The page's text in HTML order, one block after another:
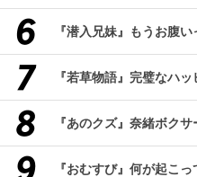
『潜入兄妹』もうお腹
『若草物語』完璧なハ
『あのクズ』奈緒ボク
『おむすび』何が起こ